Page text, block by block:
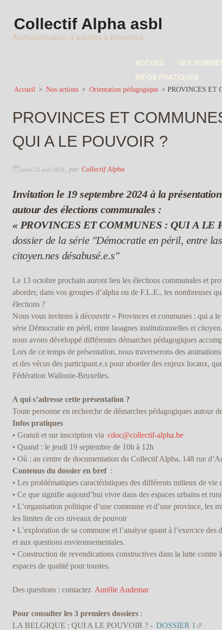
Collectif Alpha asbl
Alphabétisation d’adultes à Bruxelles
ACCUEIL
QUI
INFOS PRATIQUES
Accueil > Nos actions > Orientation pédagogique > PROVINCES ET
PROVINCES ET
QUI A LE POUVOIR ?
jeudi 22 août 2024 par Collectif Alpha
Invitation le 19 septembre 2024 à la
autour des élections communales :
« PROVINCES ET COMMUNES : QUI A LE
dossier de la série "Démocratie en péril, entre
citoyen.nes désabusé.e.s"
Le 13 octobre prochain auront lieu les élections communales et
aborder, dans vos groupes d’alpha ou de F.L.E., les nombreuses
élections ?
Nous vous invitons à découvrir « Provinces et communes : qui a
série Démocratie en péril, entre lasagnes institutionnelles et
nous avons développé différentes démarches pédagogiques
Lors de ce temps de présentation, nous traverserons des
et des vécus des participant.e.s pour aborder des enjeux locaux,
Fédération Wallonie-Bruxelles.
A qui s’adresse cette présentation ?
Toute personne en recherche de démarches pédagogiques autour
Infos pratiques
• Gratuit et sur inscription via cdoc@collectif-alpha.be
• Quand : le jeudi 19 septembre de 10h à 12h
• Où : au centre de documentation du Collectif Alpha, 148 rue
Contenus du dossier en bref :
• Les problématiques caractéristiques des différents milieux de vie
• Ce que signifie aujourd’hui vivre dans des espaces urbains et
• L’organisation politique d’une commune et d’une province, les
les limites de ces niveaux de pouvoir
• L’exploration de sa commune et l’analyse quant à l’exercice
et aux questions environnementales.
• Construction de revendications constructives dans la lutte contre
espaces de qualité pour toustes.
Des questions : contactez Aurélie Audemar
Pour consulter les 3 premiers dossiers:
LA BELGIQUE : QUI A LE POUVOIR ? - DOSSIER 1